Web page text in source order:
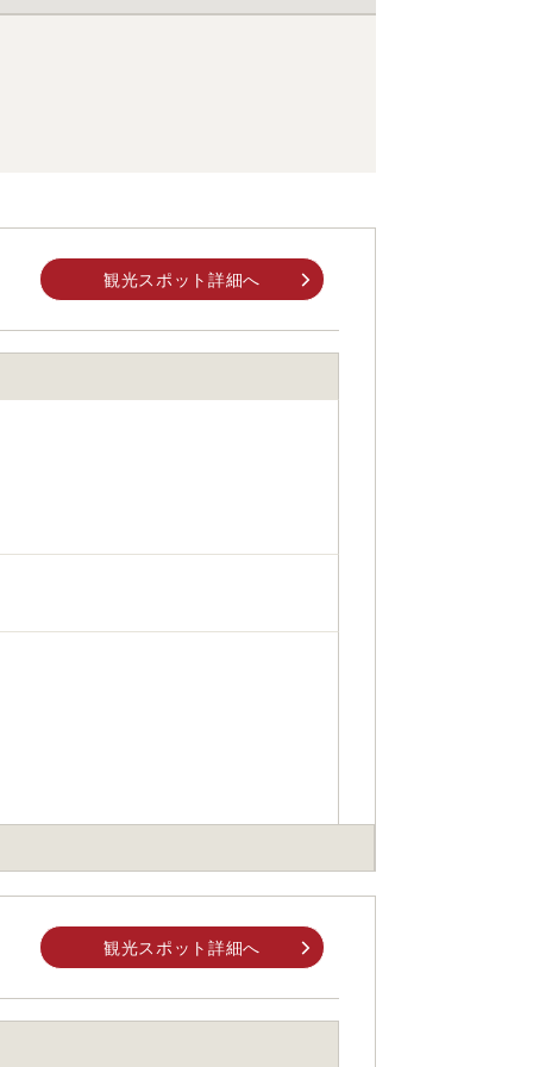
観光スポット詳細へ
お問合せください。
観光スポット詳細へ